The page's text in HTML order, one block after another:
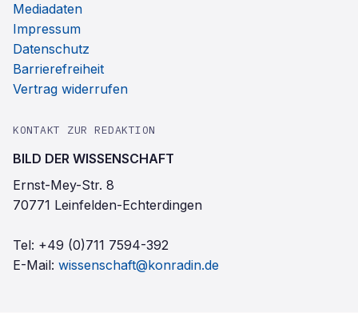
Mediadaten
Impressum
Datenschutz
Barrierefreiheit
Vertrag widerrufen
KONTAKT ZUR REDAKTION
BILD DER WISSENSCHAFT
Ernst-Mey-Str. 8
70771 Leinfelden-Echterdingen
Tel: +49 (0)711 7594-392
E-Mail: wissenschaft@konradin.de